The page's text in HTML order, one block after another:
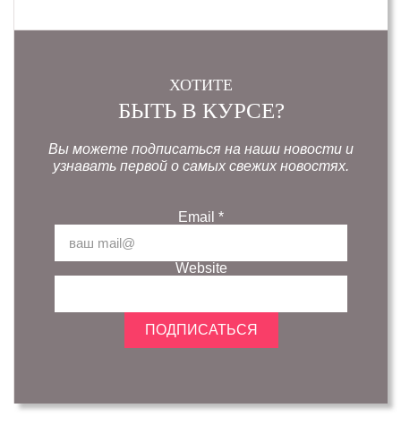
ХОТИТЕ
БЫТЬ В КУРСЕ?
Вы можете подписаться на наши новости и
узнавать первой о самых свежих новостях.
Email *
Website
ПОДПИСАТЬСЯ